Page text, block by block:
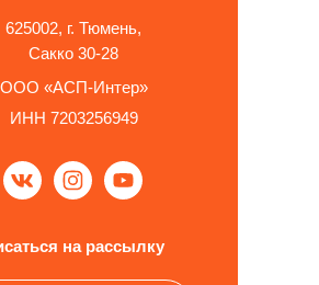
ООО «АСП-Интер»
ИНН 7203256949
625002, г. Тюмень,
Сакко 30-28
на рассылку